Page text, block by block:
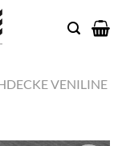
VENILINE